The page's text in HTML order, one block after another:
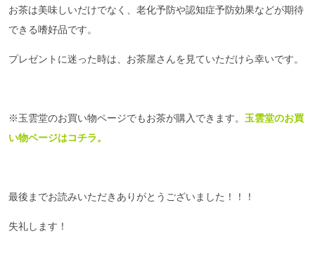
お茶は美味しいだけでなく、老化予防や認知症予防効果などが期待
できる嗜好品です。
プレゼントに迷った時は、お茶屋さんを見ていただけら幸いです。
※玉雲堂のお買い物ページでもお茶が購入できます。 玉雲堂のお買
い物ページはコチラ。
最後までお読みいただきありがとうございました！！！
失礼します！